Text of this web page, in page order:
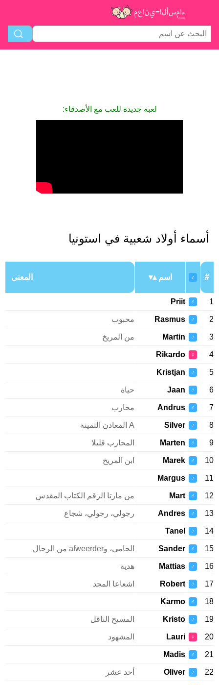
لعبة جديدة للعب مع الأصدقاء:
أسماء أولاد شعبية في استونيا
#
♂ اسم المعنى
1
♂
Priit
2
♂
Rasmus محبوب
3
♂
Martin من المريخ
4
♀
Rikardo
5
♂
Kristjan
6
♂
Jaan حياة
7
♂
Andrus محارب
8
♂
Silver A المعادن الثمينة
9
♂
Marten المحارب قليلا
10
♂
Marek ابن المريخ
11
♂
Margus
12
♂
Mart من مارتا الرقم الكتاب المقدس
13
♂
Andres رجولي، رجولي، شجاع
14
♂
Tanel
15
♂
Sander الحامي، وafweerder من الرجال
16
♂
Mattias هدية
17
♂
Robert اشعاعا المجد
18
♂
Karmo
19
♂
Kristo المسيح الناقل
20
♀
Lauri المشهود
21
♂
Madis
22
♂
Oliver أحد عشر